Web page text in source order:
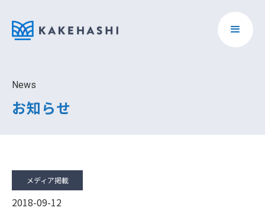
News
お知らせ
メディア掲載
2018-09-12